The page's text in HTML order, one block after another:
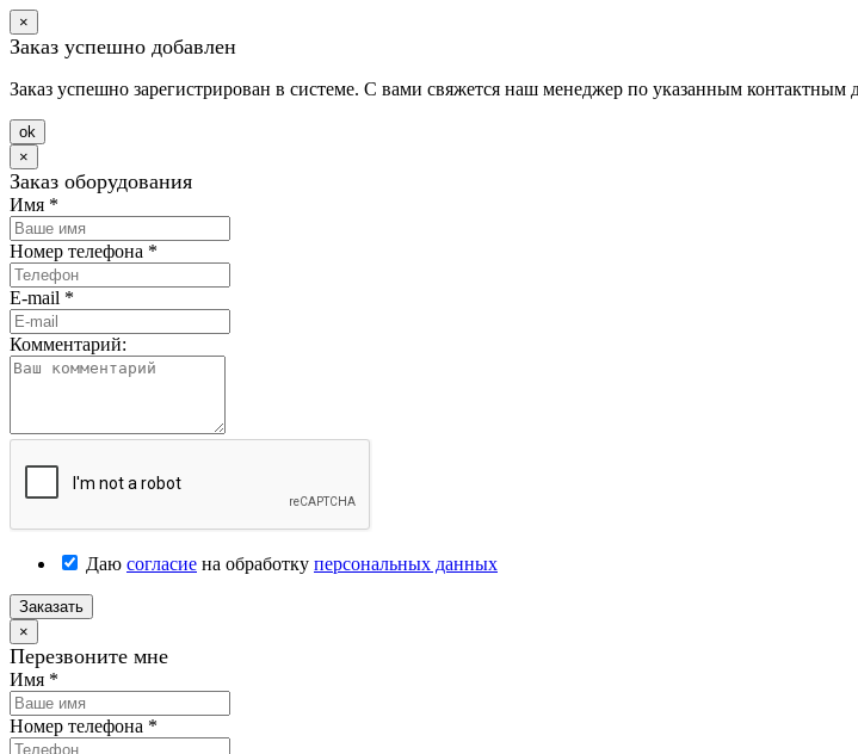
×
Заказ успешно добавлен
Заказ успешно зарегистрирован в системе. С вами свяжется наш менеджер по указанным контактным
оk
×
Заказ оборудования
Имя *
Номер телефона *
E-mail *
Комментарий:
Даю согласие на обработку персональных данных
Заказать
×
Перезвоните мне
Имя *
Номер телефона *